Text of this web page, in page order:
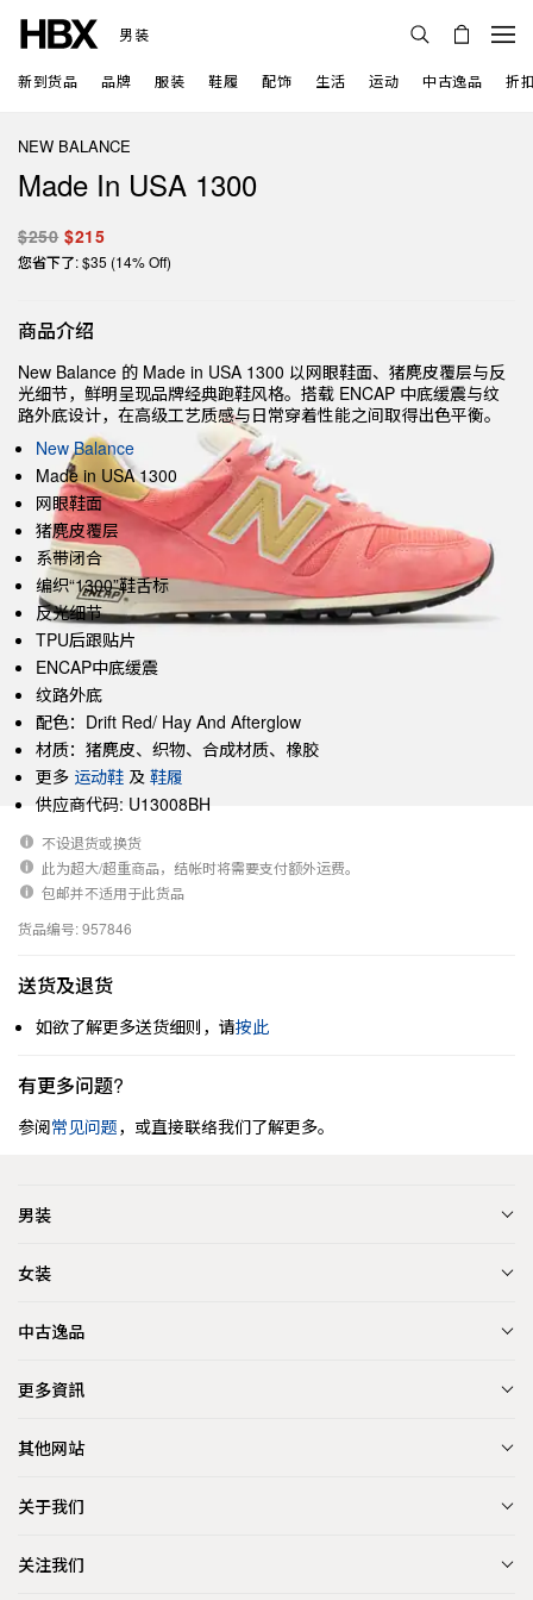
男装
新到货品 品牌 服装 鞋履 配饰 生活 运动 中古逸品 折
NEW BALANCE
Made In USA 1300
$250 $215
您省下了: $35 (14% Off)
商品介绍
New Balance 的 Made in USA 1300 以网眼鞋面、猪麂皮覆层与反
光细节，鲜明呈现品牌经典跑鞋风格。搭载 ENCAP 中底缓震与纹
路外底设计，在高级工艺质感与日常穿着性能之间取得出色平衡。
New Balance
Made in USA 1300
网眼鞋面
猪麂皮覆层
系带闭合
编织“1300”鞋舌标
反光细节
TPU后跟贴片
ENCAP中底缓震
纹路外底
配色：Drift Red/ Hay And Afterglow
材质：猪麂皮、织物、合成材质、橡胶
更多 运动鞋 及 鞋履
供应商代码: U13008BH
不设退货或换货
此为超大/超重商品，结帐时将需要支付额外运费。
包邮并不适用于此货品
货品编号: 957846
送货及退货
如欲了解更多送货细则，请按此
有更多问题?
参阅常见问题，或直接联络我们了解更多。
男装
女装
中古逸品
更多資訊
其他网站
关于我们
关注我们